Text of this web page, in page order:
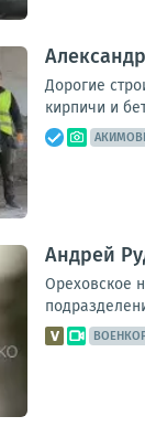
Дорогие
кирпичи и
Андрей
Ореховское